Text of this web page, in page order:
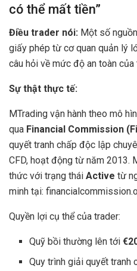
có thể mất tiền”
Điều trader nói: Một số
giấy phép từ cơ quan quản lý
câu hỏi về mức độ an toàn của
Sự thật thực tế:
MTrading vận hành theo mô
qua Financial Commission
quyết tranh chấp độc lập
CFD, hoạt động từ năm 2013.
thức với trạng thái Active từ
minh tại:
Quyền lợi cụ thể của trader:
Quỹ bồi thường lên tới
Quy trình giải quyết tranh